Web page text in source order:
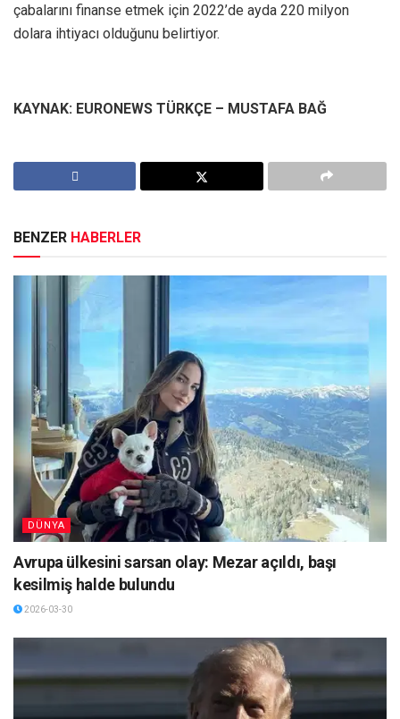
çabalarını finanse etmek için 2022’de ayda 220 milyon
dolara ihtiyacı olduğunu belirtiyor.
KAYNAK: EURONEWS TÜRKÇE – MUSTAFA BAĞ
BENZER HABERLER
DÜNYA
Avrupa ülkesini sarsan olay: Mezar açıldı, başı
kesilmiş halde bulundu
2026-03-30